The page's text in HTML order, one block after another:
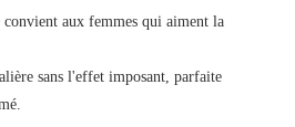
aux femmes qui aiment la
sans l'effet imposant, parfaite